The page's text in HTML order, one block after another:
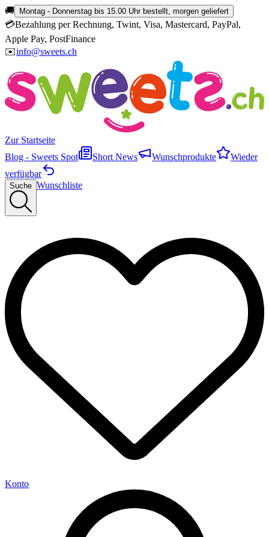
🚚 Montag - Donnerstag bis 15.00 Uhr bestellt, morgen geliefert
💳Bezahlung per Rechnung, Twint, Visa, Mastercard, PayPal,
Apple Pay, PostFinance
✉️info@sweets.ch
Zur Startseite
Blog - Sweets Spot
Short News Wunschprodukte
Wieder
verfügbar
Suche Wunschliste
Konto